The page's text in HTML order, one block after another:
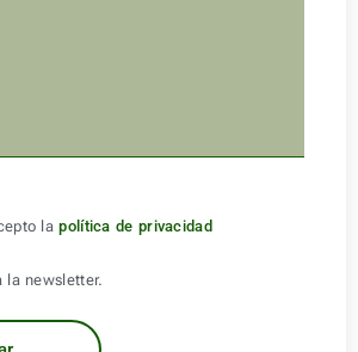
lapolítica de privacidad
la newsletter.